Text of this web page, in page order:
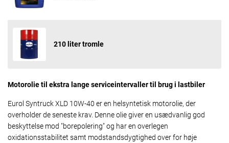
210 liter tromle
Motorolie til ekstra lange serviceintervaller til brug i lastbiler
Eurol Syntruck XLD 10W-40 er en helsyntetisk motorolie, der
overholder de seneste krav. Denne olie giver en usædvanlig god
beskyttelse mod "borepolering" og har en overlegen
oxidationsstabilitet samt modstandsdygtighed over for høje